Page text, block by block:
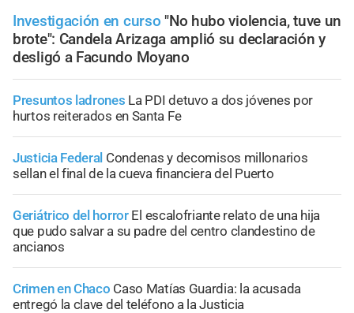
Investigación en curso "No hubo violencia, tuve un
brote": Candela Arizaga amplió su declaración y
desligó a Facundo Moyano
Presuntos ladrones La PDI detuvo a dos jóvenes por
hurtos reiterados en Santa Fe
Justicia Federal Condenas y decomisos millonarios
sellan el final de la cueva financiera del Puerto
Geriátrico del horror El escalofriante relato de una hija
que pudo salvar a su padre del centro clandestino de
ancianos
Crimen en Chaco Caso Matías Guardia: la acusada
entregó la clave del teléfono a la Justicia